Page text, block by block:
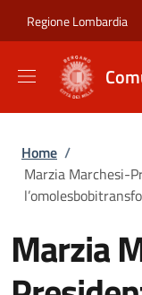
Regione Lombardia
Briciole di
Home /
Marzia Marchesi-
Marzia